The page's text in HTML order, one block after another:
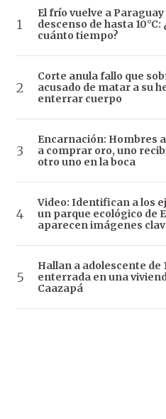
El frío vuelve a
descenso de hasta 10°C:
cuánto tiempo?
Corte anula fallo que
acusado de matar a su
enterrar cuerpo
Encarnación: Hombres
a comprar oro, uno
otro uno en la boca
Video: Identifican a los
un parque ecológico de
aparecen imágenes
Hallan a adolescente de
enterrada en una
Caazapá